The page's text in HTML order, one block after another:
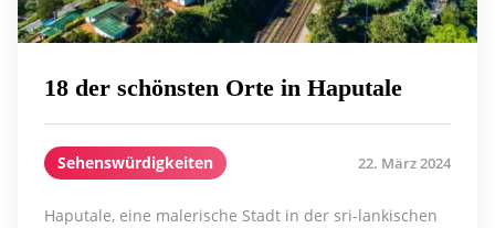
18 der schönsten Orte in Haputale
Sehenswürdigkeiten 22. März 2024
Haputale, eine malerische Stadt in der sri-lankischen